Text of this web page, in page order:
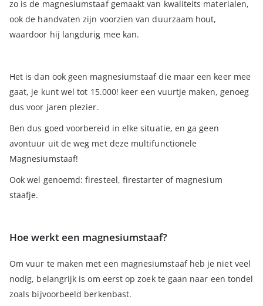
zo is de magnesiumstaaf gemaakt van kwaliteits materialen,
ook de handvaten zijn voorzien van duurzaam hout,
waardoor hij langdurig mee kan.
Het is dan ook geen magnesiumstaaf die maar een keer mee
gaat, je kunt wel tot 15.000! keer een vuurtje maken, genoeg
dus voor jaren plezier.
Ben dus goed voorbereid in elke situatie, en ga geen
avontuur uit de weg met deze multifunctionele
Magnesiumstaaf!
Ook wel genoemd: firesteel, firestarter of magnesium
staafje.
Hoe werkt een magnesiumstaaf?
Om vuur te maken met een magnesiumstaaf heb je niet veel
nodig, belangrijk is om eerst op zoek te gaan naar een tondel
zoals bijvoorbeeld berkenbast.